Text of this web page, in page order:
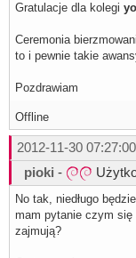
Gratulacje dla kolegi
Ceremonia
to i pewnie takie
Pozdrawiam
Offline
2012-11-30 07:27:00
pioki -
No tak, niedługo
mam pytanie czym się
zajmują?